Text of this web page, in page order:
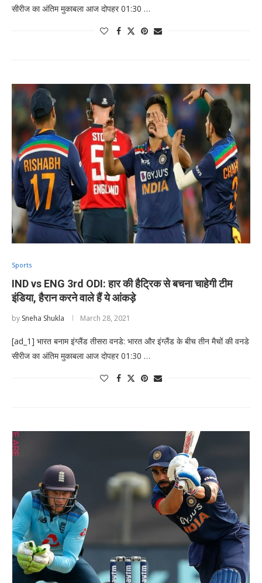
सीरीज का अंतिम मुकाबला आज दोपहर 01:30 …
Sports
IND vs ENG 3rd ODI: हार की हैट्रिक से बचना चाहेगी टीम
इंडिया, हैरान करने वाले हैं ये आंकड़े
by Sneha Shukla March 28, 2021
[ad_1] भारत बनाम इंग्लैंड तीसरा वनडे: भारत और इंग्लैंड के बीच तीन मैचों की वनडे
सीरीज का अंतिम मुकाबला आज दोपहर 01:30 …